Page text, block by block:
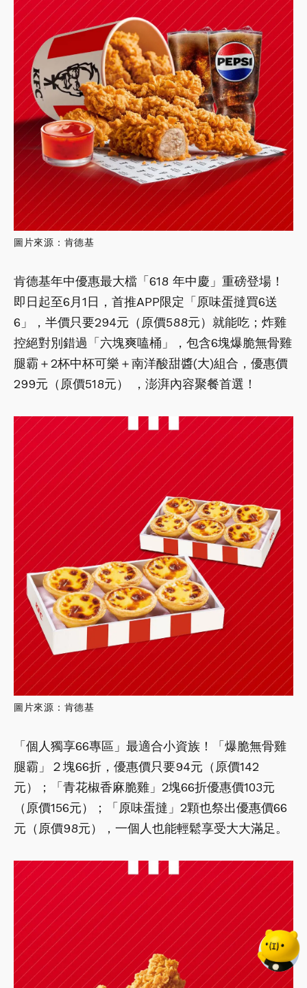
圖片來源：肯德基
肯德基年中優惠最大檔「618 年中慶」重磅登場！
即日起至6月1日，首推APP限定「原味蛋撻買6送
6」，半價只要294元（原價588元）就能吃；炸雞
控絕對別錯過「六塊爽嗑桶」，包含6塊爆脆無骨雞
腿霸＋2杯中杯可樂＋南洋酸甜醬(大)組合，優惠價
299元（原價518元） ，澎湃內容聚餐首選！
圖片來源：肯德基
「個人獨享66專區」最適合小資族！「爆脆無骨雞
腿霸」２塊66折，優惠價只要94元（原價142
元）；「青花椒香麻脆雞」2塊66折優惠價103元
（原價156元）；「原味蛋撻」2顆也祭出優惠價66
元（原價98元），一個人也能輕鬆享受大大滿足。